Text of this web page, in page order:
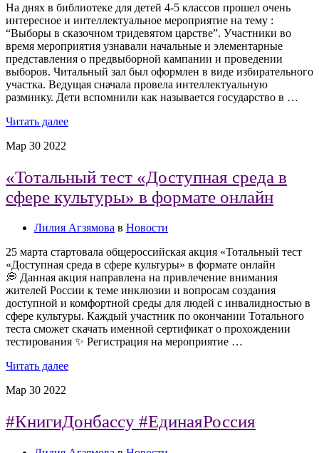
На днях в библиотеке для детей 4-5 классов прошел очень
интересное и интеллектуальное мероприятие на тему :
“Выборы в сказочном тридевятом царстве”. Участники во
время мероприятия узнавали начальные и элементарные
представления о предвыборной кампании и проведении
выборов. Читальный зал был оформлен в виде избирательного
участка. Ведущая сначала провела интеллектуальную
разминку. Дети вспомнили как называется государство в …
Читать далее
Мар 30 2022
«Тотальный тест «Доступная среда в
сфере культуры» в формате онлайн
Лилия Агзямова в Новости
25 марта стартовала общероссийская акция «Тотальный тест
«Доступная среда в сфере культуры» в формате онлайн
💭 Данная акция направлена на привлечение внимания
жителей России к теме инклюзии и вопросам создания
доступной и комфортной среды для людей с инвалидностью в
сфере культуры. Каждый участник по окончании Тотального
теста сможет скачать именной сертификат о прохождении
тестирования ✨ Регистрация на мероприятие …
Читать далее
Мар 30 2022
#КнигиДонбассу #ЕдинаяРоссия